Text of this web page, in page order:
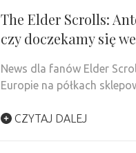
The Elder Scrolls:
czy doczekamy się
News dla fanów Elder
Europie na półkach
CZYTAJ DALEJ